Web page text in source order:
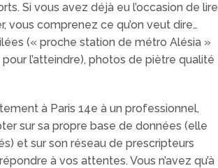
Si vous avez déjà eu l’occasion de lire
vous comprenez ce qu’on veut dire…
(« proche station de métro Alésia »
l’atteindre), photos de piètre qualité
à Paris 14e à un professionnel,
sur sa propre base de données (elle
et sur son réseau de prescripteurs
à vos attentes. Vous n’avez qu’à